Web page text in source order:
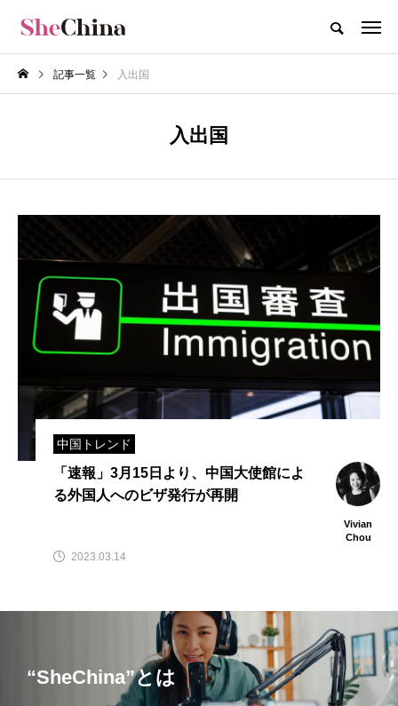
記事一覧 入出国
入出国
中国トレンド
「速報」3月15日より、中国大使館によ
る外国人へのビザ発行が再開
Vivian
Chou
2023.03.14
“SheChina”とは